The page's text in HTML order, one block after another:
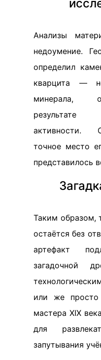
Анализы
недоумение.
определил
кварцита —
минерала,
активности.
точное место
представилось
Таким образом,
остаётся без
артефакт
загадочной
или же просто
мастера XIX
для
запутывания